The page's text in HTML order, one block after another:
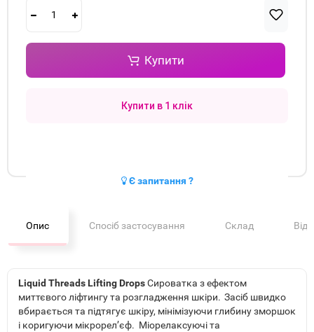
Купити
Купити в 1 клік
Є запитання ?
Опис Спосіб застосування Склад
Liquid Threads Lifting DropsСироватка з ефектом
миттєвого ліфтингу та розгладження шкіри. Засіб швидко
вбирається та підтягує шкіру, мінімізуючи глибину зморшок
і коригуючи мікрорел’єф. Міорелаксуючі та